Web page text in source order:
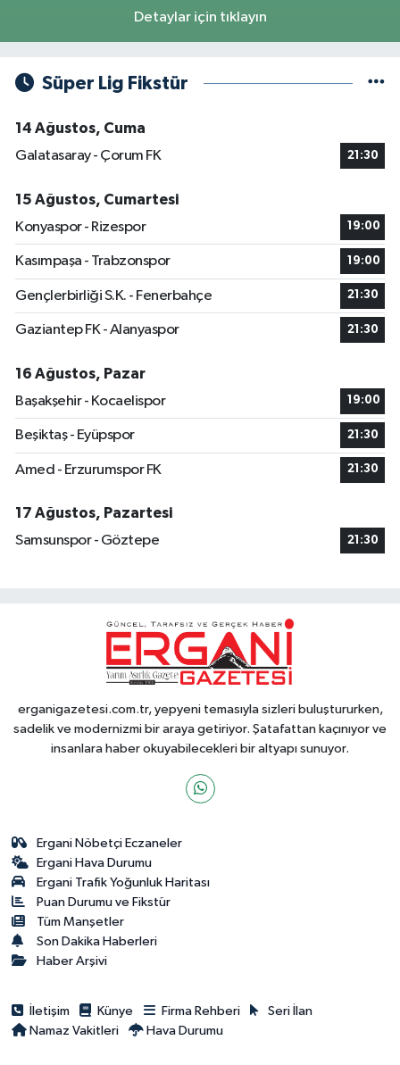
Detaylar için tıklayın
Süper Lig Fikstür
14 Ağustos, Cuma
Galatasaray - Çorum FK
21:30
15 Ağustos, Cumartesi
Konyaspor - Rizespor
19:00
Kasımpaşa - Trabzonspor 19:00
Gençlerbirliği S.K. - Fenerbahçe 21:30
Gaziantep FK - Alanyaspor 21:30
16 Ağustos, Pazar
Başakşehir - Kocaelispor
19:00
Beşiktaş - Eyüpspor 21:30
Amed - Erzurumspor FK 21:30
17 Ağustos, Pazartesi
Samsunspor - Göztepe
21:30
erganigazetesi.com.tr, yepyeni temasıyla sizleri buluştururken,
sadelik ve modernizmi bir araya getiriyor. Şatafattan kaçınıyor ve
insanlara haber okuyabilecekleri bir altyapı sunuyor.
Ergani Nöbetçi Eczaneler
Ergani Hava Durumu
Ergani Trafik Yoğunluk Haritası
Puan Durumu ve Fikstür
Tüm Manşetler
Son Dakika Haberleri
Haber Arşivi
İletişim Künye Firma Rehberi
Seri İlan
Namaz Vakitleri
Hava Durumu